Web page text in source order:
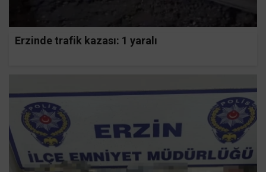
Erzinde trafik kazası: 1 yaralı